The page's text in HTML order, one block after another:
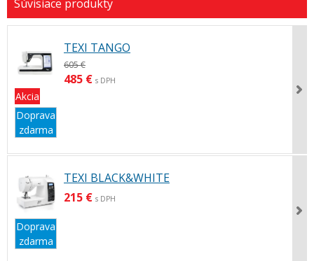
Akcia
Doprava
zdarma
TEXI TANGO
605 €
485 € s DPH
Doprava
zdarma
TEXI BLACK&WHITE
215 € s DPH